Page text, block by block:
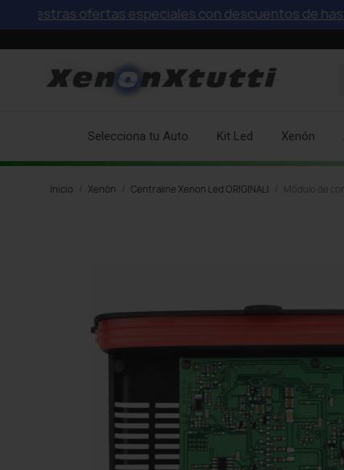
ofertas especiales con descuentos de hasta el
Selecciona tu Auto Kit Led Xenón
Inicio Xenón Centraline Xenon Led ORIGINALI Módulo de